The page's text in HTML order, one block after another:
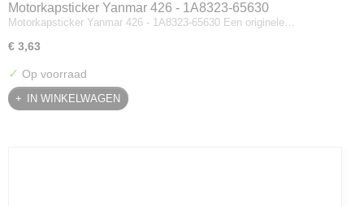
Motorkapsticker Yanmar 426 - 1A8323-65630
Motorkapsticker Yanmar 426 - 1A8323-65630 Een originele…
€ 3,63
✓ Op voorraad
IN WINKELWAGEN